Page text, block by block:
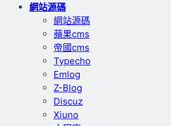
網站源碼
網站源碼
蘋果cms
帝國cms
Typecho
Emlog
Z-Blog
Discuz
Xiuno